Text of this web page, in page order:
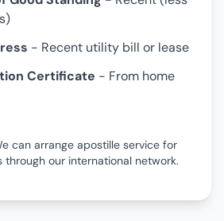
- Recent utility bill or lease
Certificate - From home
can arrange apostille service for
through our international network.